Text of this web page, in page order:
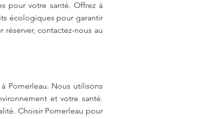
pour votre santé. Offrez à
écologiques pour garantir
contactez-nous au
Pomerleau. Nous utilisons
et votre santé.
Choisir Pomerleau pour